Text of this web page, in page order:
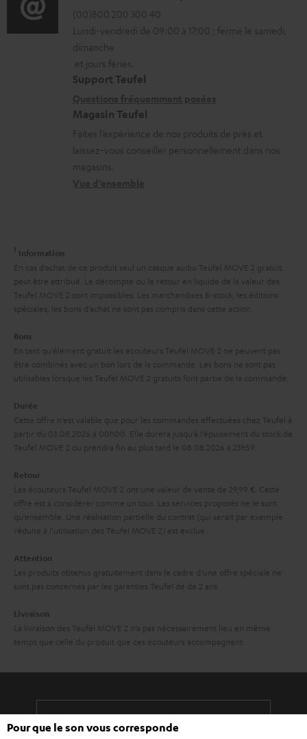
l
e
s
.
s
u
p
p
o
r
t
.
s
.
t
t
l
_
h
d
e
i
o
n
s
e
a
s
à
l
e
x
d
i
i
o
n
r
m
a
t
o
n
s
t
i
v
s
à
l
g
a
a
n
t
e
é
t
a
i
s
c
o
t
(00)800 200 300 40
Lundi-vendredi de 09:00 à 17:00 ; fermé le samedi,
dimanche
et jours fériés.
Support Teufel
Magasin Teufel
Faites l’expérience de nos produits de près et
laissez-vous conseiller personnellement dans nos
magasins.
1 Information
En cas d’achat de ce produit seul un casque audio Teufel MOVE 2 gratuit
peut être attribué. Le décompte ou le retour en liquide de la valeur des
Teufel MOVE 2 sont impossibles. Les marchandises B-stock, les éditions
spéciales, les bons d’achat ne sont pas compris dans cette action.
Bons
En tant qu’élément gratuit les écouteurs Teufel MOVE 2 ne peuvent pas
être combinés avec un bon lors de la commande. Les bons ne sont pas
utilisables lorsque les Teufel MOVE 2 gratuits font partie de la commande.
Durée
Cette offre n’est valable que pour les commandes effectuées chez Teufel à
partir du 03.08.2026 à 00h00. Elle durera jusqu’à l’épuisement du stock de
Teufel MOVE 2 ou prendra fin au plus tard le 08.08.2026 à 23h59.
Retour
Les écouteurs Teufel MOVE 2 ont une valeur de vente de 29,99 €. Cette
offre est à considérer comme un tout. Les services proposés ne le sont
qu’ensemble. Une réalisation partielle du contrat (qui serait par exemple
réduite à l’utilisation des Teufel MOVE 2) est exclue.
Attention
Les produits obtenus gratuitement dans le cadre d’une offre spéciale ne
sont pas concernés par les garanties Teufel de de 2 ans.
Livraison
La livraison des Teufel MOVE 2 n’a pas nécessairement lieu en même
temps que celle du produit que ces écouteurs accompagnent.
8 semaines d'essai
Pour que le son vous corresponde